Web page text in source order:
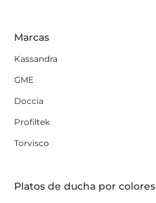
Marcas
Kassandra
GME
Doccia
Profiltek
Torvisco
Platos de ducha por colores